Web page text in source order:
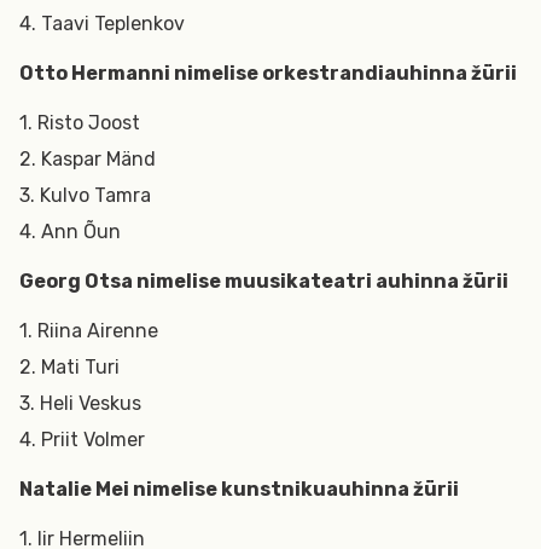
4. Taavi Teplenkov
Otto Hermanni nimelise orkestrandiauhinna žürii
1. Risto Joost
2. Kaspar Mänd
3. Kulvo Tamra
4. Ann Õun
Georg Otsa nimelise muusikateatri auhinna žürii
1. Riina Airenne
2. Mati Turi
3. Heli Veskus
4. Priit Volmer
Natalie Mei nimelise kunstnikuauhinna žürii
1. Iir Hermeliin